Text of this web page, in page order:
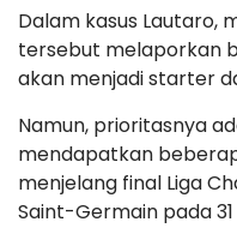
Dalam kasus Lautaro,
tersebut melaporkan
akan menjadi starter
Namun, prioritasnya
mendapatkan
menjelang final Liga
Saint-Germain pada 31